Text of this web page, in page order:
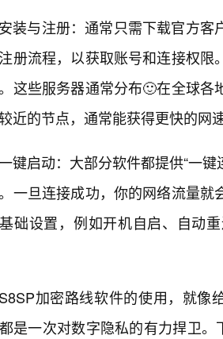
安装与注册：通常只需下载官方
册流程，以获取账号和连接权
这些服务器通常分布🙂在全球
近的节点，通常能获得更快的网
键启动：大部分软件都提供“一
一旦连接成功，你的网络流量
础设置，例如开机自启、自动
S8SP加密路线软件的使用，就像
是一次对数字隐私的有力捍卫